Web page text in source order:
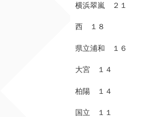
横浜翠嵐 ２１
西 １８
県立浦和 １６
大宮 １４
柏陽 １４
国立 １１